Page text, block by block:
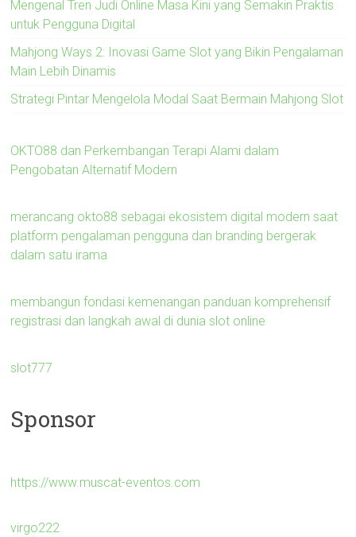
Mengenal Tren Judi Online Masa Kini yang Semakin Praktis
untuk Pengguna Digital
Mahjong Ways 2: Inovasi Game Slot yang Bikin Pengalaman
Main Lebih Dinamis
Strategi Pintar Mengelola Modal Saat Bermain Mahjong Slot
OKTO88 dan Perkembangan Terapi Alami dalam
Pengobatan Alternatif Modern
merancang okto88 sebagai ekosistem digital modern saat
platform pengalaman pengguna dan branding bergerak
dalam satu irama
membangun fondasi kemenangan panduan komprehensif
registrasi dan langkah awal di dunia slot online
slot777
Sponsor
https://www.muscat-eventos.com
virgo222